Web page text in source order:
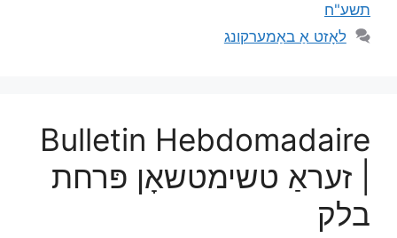
תשע"ח
לאָזט אַ באַמערקונג
Bulletin Hebdomadaire
| זעראַ טשימטשאָן פּרחת
בלק